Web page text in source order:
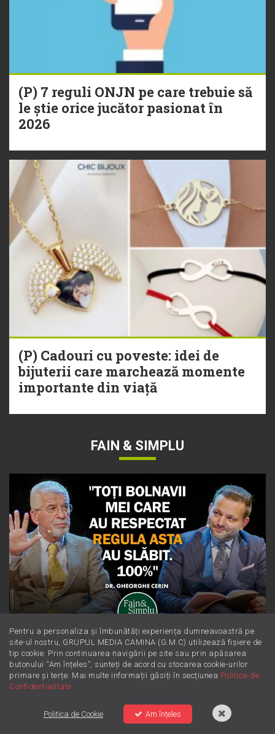
(P) 7 reguli ONJN pe care trebuie să
le știe orice jucător pasionat în
2026
(P) Cadouri cu poveste: idei de
bijuterii care marchează momente
importante din viață
FAIN & SIMPLU
Dieta Cerin: cum să slăbești sănătos
fără să numeri obsesiv caloriile
Pentru a personaliza și îmbunătăți experiența dumneavoastră pe
site-ul nostru, GRUPUL MEDIA CAMINA (G.M.C) utilizează fișiere de
tip cookie. Prin continuarea navigării pe site sau prin apăsarea
butonului “Am înțeles”, sunteți de acord cu stocarea cookie-urilor
primare și terțe. Mai multe informații găsiți în secțiunea Politica de
Confidentialitate
Politica de Cookie Am înțeles